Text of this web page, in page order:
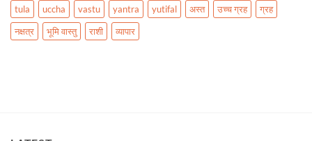
tula
uccha vastu yantra yutifal अस्त उच्च ग्रह
ग्रह
नक्षत्र
भूमि वास्तु राशी व्यापार